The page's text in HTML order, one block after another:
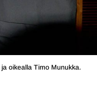
oikealla Timo Munukka.